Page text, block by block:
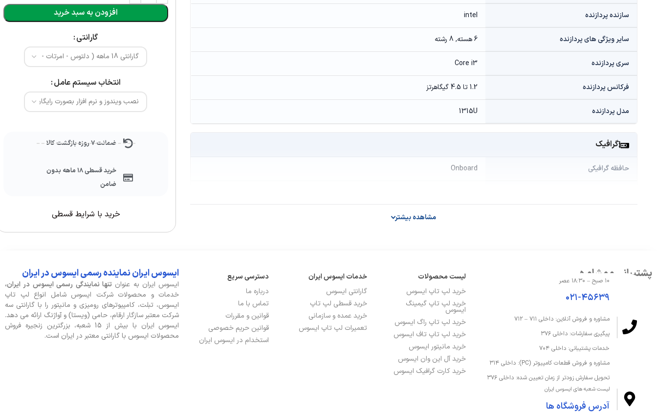
سازنده پردازنده intel
سایر ویژگی های پردازنده 6 هسته, 8 رشته
سری پردازنده Core i3
فرکانس پردازنده 1.2 تا 4.5 گیگاهرتز
مدل پردازنده 1315U
گرافیک
حافظه گرافیکی Onboard
Intel® UHD Graphics
ظرفیت حافظه داخلی
ظرفیت حافظه رم
قابلیت ارتقا رم
M.2 NVMe PCIe 4.0 SSD
نوع حافظه داخلی SSD
نوع حافظه رم
مشاهده بیشتر
گارانتی
انتخاب سیستم عامل
افزودن به سبد خرید
ضمانت ۷ روزه بازگشت کالا
خرید قسطی ۱۸ ماهه بدون
ضامن
خرید با شرایط قسطی
پشتیبانی و مشاوره
۱۰ صبح – ۱۸:۳۰ عصر
۰۲۱-۴۵۶۳۹
مشاوره و فروش آنلاین: داخلی ۷۱۱ – ۷۱۲
پیگیری سفارشات: داخلی ۳۷۶
خدمات پشتیبانی: داخلی ۷۰۴
مشاوره و فروش قطعات کامپیوتر (PC): داخلی ۳۱۴
تحویل سفارش زودتر از زمان تعیین شده: داخلی ۳۷۶
لیست شعبه های ایسوس ایران
آدرس فروشگاه ها
لیست محصولات
خرید لپ تاپ ایسوس
خرید لپ تاپ گیمینگ
ایسوس
خرید لپ تاپ راگ ایسوس
خرید لپ تاپ تاف ایسوس
خرید مانیتور ایسوس
خرید آل این وان ایسوس
خرید کارت گرافیک ایسوس
خدمات ایسوس ایران
گارانتی ایسوس
خرید قسطی لپ تاپ
خرید عمده و سازمانی
تعمیرات لپ تاپ ایسوس
دسترسی سریع
درباره ما
تماس با ما
قوانین و مقررات
قوانین حریم خصوصی
استخدام در ایسوس ایران
ایسوس ایران نماینده رسمی ایسوس در ایران
ایسوس ایران به عنوان تنها نمایندگی رسمی ایسوس در ایران،
خدمات و محصولات شرکت ایسوس شامل انواع لپ تاپ
ایسوس، تبلت، کامپیوترهای رومیزی و مانیتور را با گارانتی سه
شرکت معتبر سازگار ارقام، حامی (ویستا) و آواژنگ ارائه می دهد.
ایسوس ایران با بیش از 15 شعبه، بزرگترین زنجیره فروش
محصولات ایسوس با گارانتی معتبر در ایران است.